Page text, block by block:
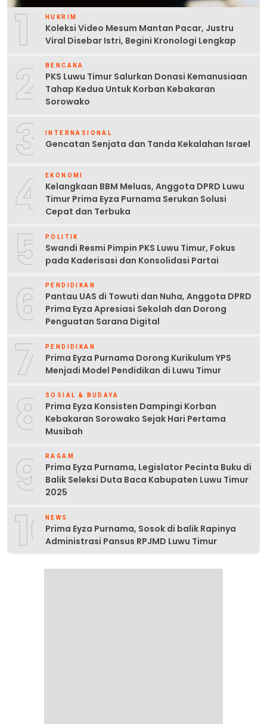
1 HUKRIM
Koleksi Video Mesum Mantan Pacar, Justru
Viral Disebar Istri, Begini Kronologi Lengkap
2 BENCANA
PKS Luwu Timur Salurkan Donasi Kemanusiaan
Tahap Kedua Untuk Korban Kebakaran
Sorowako
3 INTERNASIONAL
Gencatan Senjata dan Tanda Kekalahan Israel
4 EKONOMI
Kelangkaan BBM Meluas, Anggota DPRD Luwu
Timur Prima Eyza Purnama Serukan Solusi
Cepat dan Terbuka
5 POLITIK
Swandi Resmi Pimpin PKS Luwu Timur, Fokus
pada Kaderisasi dan Konsolidasi Partai
6 PENDIDIKAN
Pantau UAS di Towuti dan Nuha, Anggota DPRD
Prima Eyza Apresiasi Sekolah dan Dorong
Penguatan Sarana Digital
7 PENDIDIKAN
Prima Eyza Purnama Dorong Kurikulum YPS
Menjadi Model Pendidikan di Luwu Timur
8 SOSIAL & BUDAYA
Prima Eyza Konsisten Dampingi Korban
Kebakaran Sorowako Sejak Hari Pertama
Musibah
9 RAGAM
Prima Eyza Purnama, Legislator Pecinta Buku di
Balik Seleksi Duta Baca Kabupaten Luwu Timur
2025
10NEWS
Prima Eyza Purnama, Sosok di balik Rapinya
Administrasi Pansus RPJMD Luwu Timur